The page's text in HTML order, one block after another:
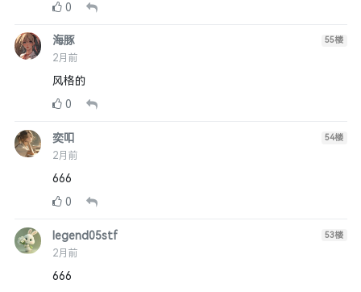
0
海豚
2月前
55楼
风格的
0
奕吅
2月前
54楼
666
0
legend05stf
2月前
53楼
666